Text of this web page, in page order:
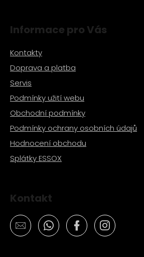
Informace pro Vás
Kontakty
Doprava a platba
Servis
Podmínky užití webu
Obchodní podmínky
Podmínky ochrany osobních údajů
Hodnocení obchodu
Splátky ESSOX
Kontakt